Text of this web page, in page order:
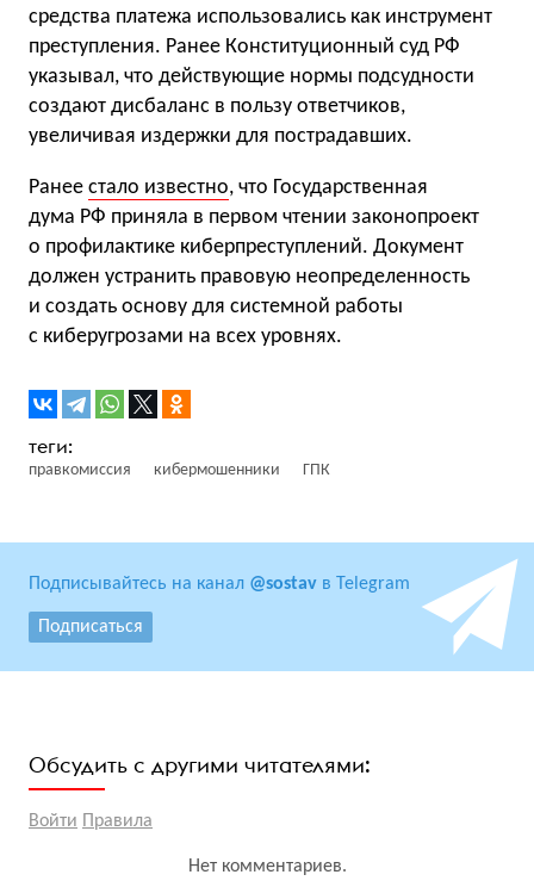
средства платежа использовались как инструмент
преступления. Ранее Конституционный суд РФ
указывал, что действующие нормы подсудности
создают дисбаланс в пользу ответчиков,
увеличивая издержки для пострадавших.
Ранее стало известно, что Государственная
дума РФ приняла в первом чтении законопроект
о профилактике киберпреступлений. Документ
должен устранить правовую неопределенность
и создать основу для системной работы
с киберугрозами на всех уровнях.
правкомиссия кибермошенники ГПК
Подписывайтесь на канал @sostav в Telegram
Подписаться
Обсудить с другими читателями:
Войти Правила
Нет комментариев.